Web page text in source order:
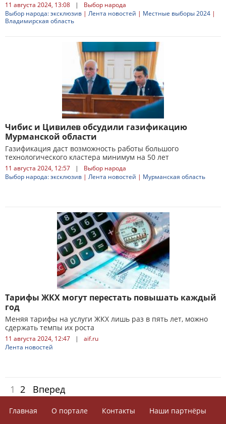
11 августа 2024, 13:08 |
Выбор народа
Выбор народа: эксклюзив | Лента новостей | Местные выборы 2024 |
Владимирская область
Чибис и Цивилев обсудили газификацию
Мурманской области
Газификация даст возможность работы большого
технологического кластера минимум на 50 лет
11 августа 2024, 12:57 |
Выбор народа
Выбор народа: эксклюзив | Лента новостей | Мурманская область
Тарифы ЖКХ могут перестать повышать каждый
год
Меняя тарифы на услуги ЖКХ лишь раз в пять лет, можно
сдержать темпы их роста
11 августа 2024, 12:47 |
aif.ru
Лента новостей
1 2 Вперед
Главная О портале Контакты
Наши партнёры